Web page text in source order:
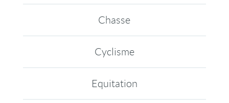
Chasse
Cyclisme
Equitation